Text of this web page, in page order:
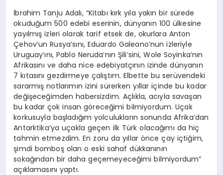
İbrahim Tanju Adalı, “Kitabı kırk yıla yakın bir sürede
okuduğum 500 edebi eserinin, dünyanın 100 ülkesine
yayılmış izleri olarak tarif etsek de, okurlara Anton
Çehov’un Rusya’sını, Eduardo Galeano’nun izleriyle
Uruguay’ını, Pablo Neruda’nın Şili’sini, Wole Soyinka’nın
Afrikasını ve daha nice edebiyatçının izinde dünyanın
7 kıtasını gezdirmeye çalıştım. Elbette bu serüvendeki
sararmış notlarımın izini sürerken yıllar içinde bu kadar
değişeceğimden habersizdim. Açlıkla, acıyla savaşan
bu kadar çok insan göreceğimi bilmiyordum. Uçak
korkusuyla başladığım yolculukların sonunda Afrika’dan
Antarktika’ya uçakla geçen ilk Türk olacağımı da hiç
tahmin etmezdim. En zoru da yıllar önce çay içtiğim,
şimdi bomboş olan o eski sahaf dükkanının
sokağından bir daha geçemeyeceğimi bilmiyordum”
açıklamasını yaptı.